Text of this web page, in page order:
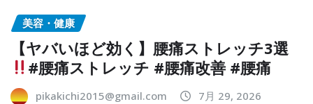
美容・健康
【ヤバいほど効く】腰痛ストレッチ3選
#腰痛ストレッチ #腰痛改善 #腰痛
pikakichi2015@gmail.com 7月 29, 2026